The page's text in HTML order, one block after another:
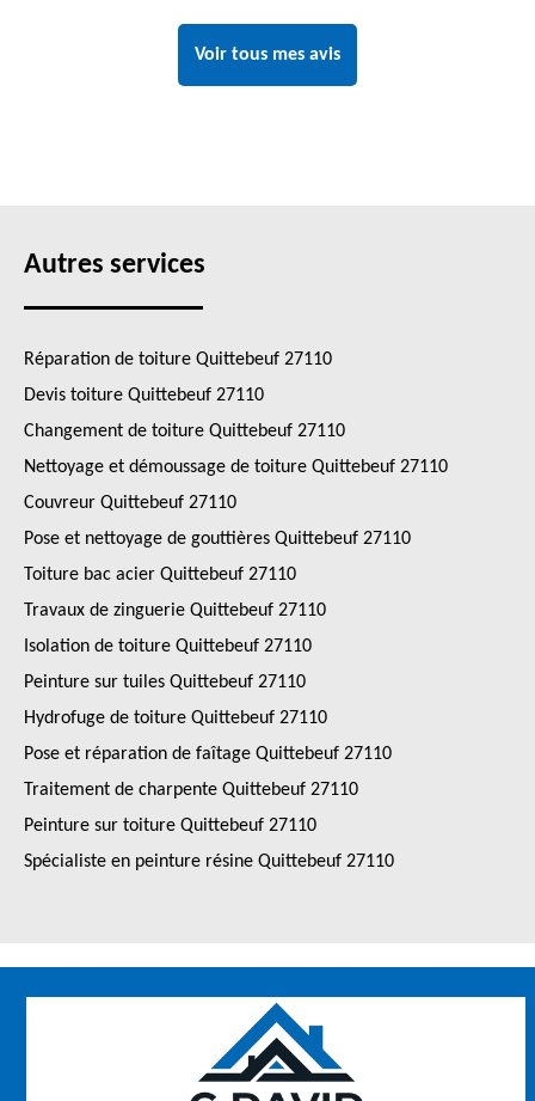
Voir tous mes avis
Autres services
Réparation de toiture Quittebeuf 27110
Devis toiture Quittebeuf 27110
Changement de toiture Quittebeuf 27110
Nettoyage et démoussage de toiture Quittebeuf 27110
Couvreur Quittebeuf 27110
Pose et nettoyage de gouttières Quittebeuf 27110
Toiture bac acier Quittebeuf 27110
Travaux de zinguerie Quittebeuf 27110
Isolation de toiture Quittebeuf 27110
Peinture sur tuiles Quittebeuf 27110
Hydrofuge de toiture Quittebeuf 27110
Pose et réparation de faîtage Quittebeuf 27110
Traitement de charpente Quittebeuf 27110
Peinture sur toiture Quittebeuf 27110
Spécialiste en peinture résine Quittebeuf 27110